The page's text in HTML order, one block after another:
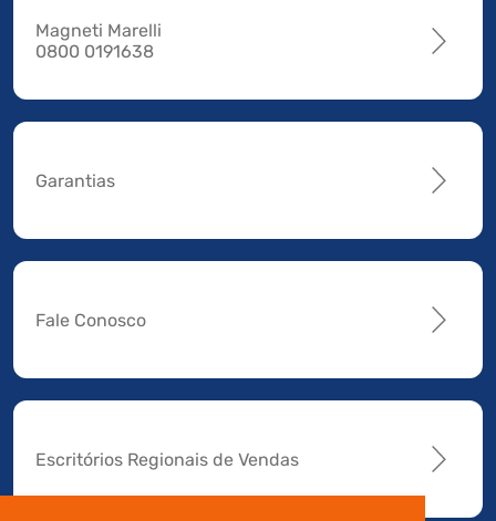
Magneti Marelli
0800 0191638
Garantias
Fale Conosco
Escritórios Regionais de Vendas